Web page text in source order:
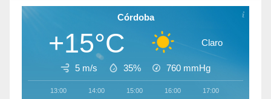
Córdoba
+15°C Claro
5 m/s 35% 760 mmHg
13:00 14:00 15:00 16:00 17:00